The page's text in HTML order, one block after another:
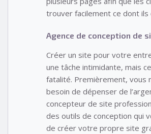
trouver facilement ce dont ils
Agence de conception de
Créer un site pour votre
une tâche intimidante, mais
fatalité. Premièrement, vous
besoin de dépenser de
concepteur de site
des outils de conception qui
de créer votre propre site